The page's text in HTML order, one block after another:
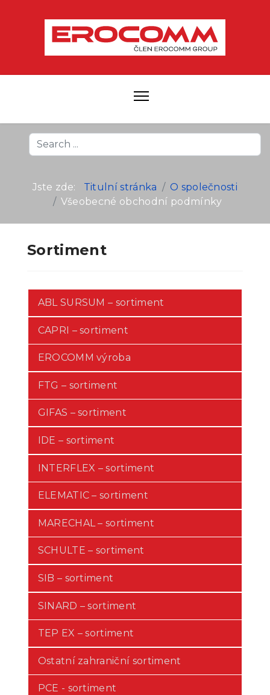
Search
...
Jste zde: Titulní stránka
O společnosti
Všeobecné obchodní podmínky
Sortiment
ABL SURSUM – sortiment
CAPRI – sortiment
EROCOMM výroba
FTG – sortiment
GIFAS – sortiment
IDE – sortiment
INTERFLEX – sortiment
ELEMATIC – sortiment
MARECHAL – sortiment
SCHULTE – sortiment
SIB – sortiment
SINARD – sortiment
TEP EX – sortiment
Ostatní zahraniční sortiment
PCE - sortiment